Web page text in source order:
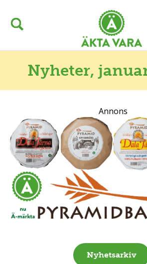
Nyheter,
Annons
Nyhetsarkiv